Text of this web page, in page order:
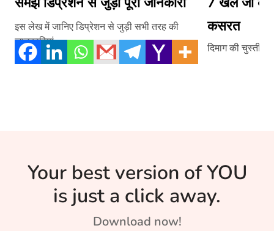
इस लेख में जानिए डिप्रेशन से जुड़ी सभी तरह की
जानकारियां-
कसरत
दिमाग की चुस्ती
Your best version of YOU
is just a click away.
Download now!